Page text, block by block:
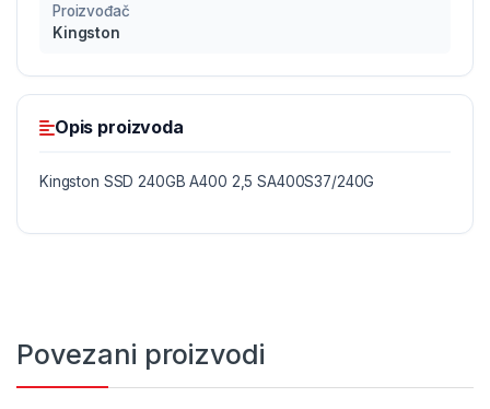
Proizvođač
Kingston
Opis proizvoda
Kingston SSD 240GB A400 2,5 SA400S37/240G
Povezani proizvodi